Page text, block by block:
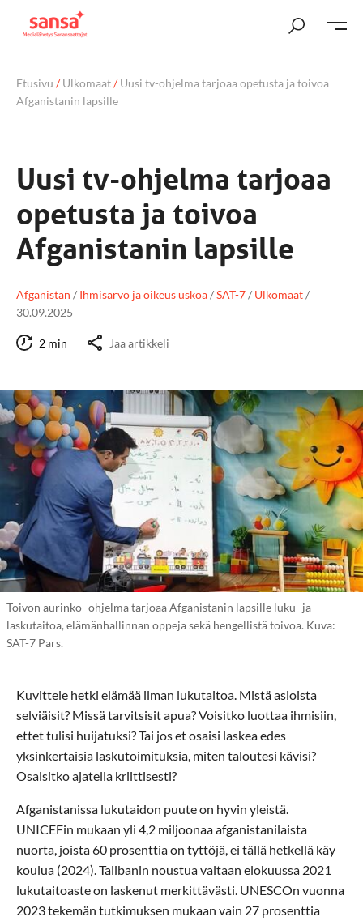
Etusivu /Ulkomaat/Uusi tv-ohjelma tarjoaa opetusta ja toivoa
Afganistanin lapsille
Uusi tv-ohjelma tarjoaa
opetusta ja toivoa
Afganistanin lapsille
Afganistan / Ihmisarvo ja oikeus uskoa/SAT-7/ Ulkomaat/
30.09.2025
2 min Jaa artikkeli
Toivon aurinko -ohjelma tarjoaa Afganistanin lapsille luku- ja
laskutaitoa, elämänhallinnan oppeja sekä hengellistä toivoa. Kuva:
SAT-7 Pars.
Kuvittele hetki elämää ilman lukutaitoa. Mistä asioista
selviäisit? Missä tarvitsisit apua? Voisitko luottaa ihmisiin,
ettet tulisi huijatuksi? Tai jos et osaisi laskea edes
yksinkertaisia laskutoimituksia, miten taloutesi kävisi?
Osaisitko ajatella kriittisesti?
Afganistanissa lukutaidon puute on hyvin yleistä.
UNICEFin mukaan yli 4,2 miljoonaa afganistanilaista
nuorta, joista 60 prosenttia on tyttöjä, ei tällä hetkellä käy
koulua (2024). Talibanin noustua valtaan elokuussa 2021
lukutaitoaste on laskenut merkittävästi. UNESCOn vuonna
2023 tekemän tutkimuksen mukaan vain 27 prosenttia